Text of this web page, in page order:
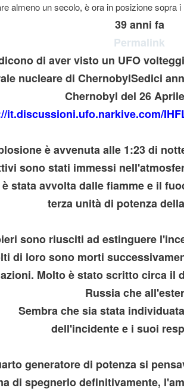
GNOSTICISMO
39 anni fa
Permalink
di aver visto un UFO
nucleare di ChernobylSedici
Chernobyl del 26
it.discussioni.ufo.narkive.com/
è avvenuta alle 1:23 di
sono stati immessi
stata avvolta dalle fiamme e il
terza unità di potenza
sono riusciti ad estinguere
di loro sono morti
Molto è stato scritto circa il
Russia che
Sembra che sia stata
dell'incidente e i suoi
generatore di potenza si
di spegnerlo definitivamente,